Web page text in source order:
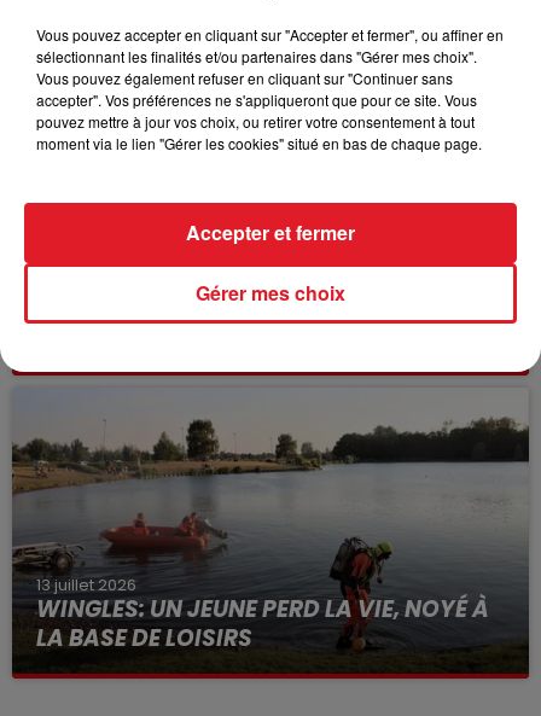
FIL D'ACTUS
BÉTHUNE: ENQUÊTE POUR HOMICIDE
VOLONTAIRE EN COURS, APRÈS LA...
Selon les premiers éléments, le logement servait
13 juillet 2026
WINGLES: UN JEUNE PERD LA VIE, NOYÉ À
LA BASE DE LOISIRS
La victime a coulé à pic
Vous pouvez accepter en cliquant sur "Accepter et fermer", ou affiner en
sélectionnant les finalités et/ou partenaires dans "Gérer mes choix".
Vous pouvez également refuser en cliquant sur "Continuer sans
accepter". Vos préférences ne s'appliqueront que pour ce site. Vous
pouvez mettre à jour vos choix, ou retirer votre consentement à tout
moment via le lien "Gérer les cookies" situé en bas de chaque page.
Gérer mes choix
Accepter et fermer